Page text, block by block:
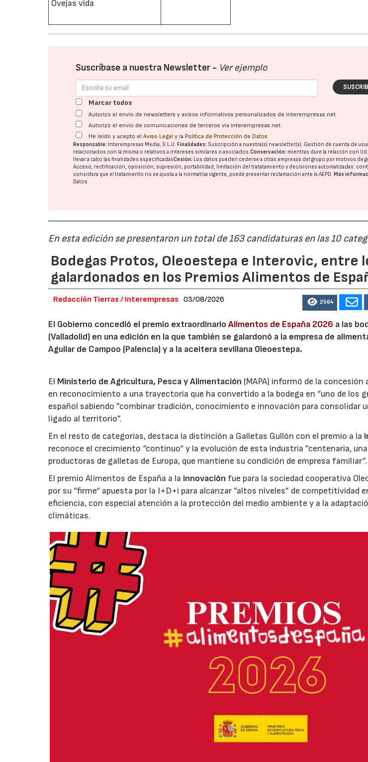
Ovejas vida
Suscríbase a nuestra Newsletter - Ver ejemplo
Marcar todos
Autorizo el envío de newsletters y avisos informativos personalizados de interempresas.net
Autorizo el envío de comunicaciones de terceros vía interempresas.net
He leído y acepto elAviso Legal y la Política de Protección de Datos
Responsable: Interempresas Media, S.L.U.Finalidades: Suscripción a nuestra(s) newsletter(s). Gestión de cuenta de
relacionados con la misma o relativos a intereses similares o asociados.Conservación: mientras dure la relación con
llevar a cabo las finalidades especificadasCesión: Los datos pueden cederse a otras empresas del grupo por motivos de
Acceso, rectificación, oposición, supresión, portabilidad, limitación del tratatamiento y decisiones automatizadas:
considera que el tratamiento no se ajusta a la normativa vigente, puede presentar reclamación ante laAEPD.Más
Datos
En esta edición se presentaron un total de 163 candidaturas en las 10
Bodegas Protos, Oleoestepa e Interovic, entre
galardonados en los Premios Alimentos de
Redacción Tierras / Interempresas 03/08/2026 2564
El Gobierno concedió el premio extraordinarioAlimentos de España 2026 a las
(Valladolid) en una edición en la que también se galardonó a la empresa de
Aguilar de Campoo (Palencia) y a la aceitera sevillana Oleoestepa.
El Ministerio de Agricultura, Pesca y Alimentación (MAPA) informó de la
en reconocimiento a una trayectoria que ha convertido a la bodega en “uno de los
español sabiendo ”combinar tradición, conocimiento e innovación para consolidar
ligado al territorio”.
En el resto de categorías, destaca la distinción a Galletas Gullón con el premio a la
reconoce el crecimiento “continuo“ y la evolución de esta industria ”centenaria,
productoras de galletas de Europa, que mantiene su condición de empresa familiar”.
El premio Alimentos de España a la innovación fue para la sociedad cooperativa
por su “firme“ apuesta por la I+D+i para alcanzar ”altos niveles” de competitividad
eficiencia, con especial atención a la protección del medio ambiente y a la
climáticas.